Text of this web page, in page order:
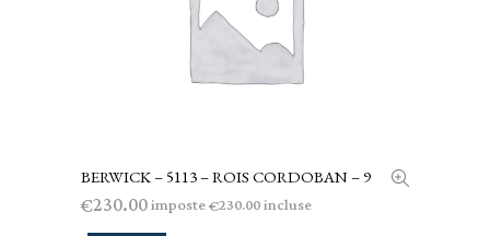
LEGGI TUTTO
BERWICK – 5113 – ROIS CORDOBAN – 9
€230.00imposte€230.00incluse